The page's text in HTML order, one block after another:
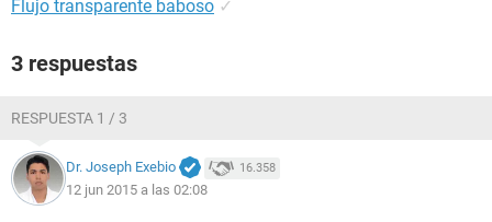
Flujo transparente baboso ✓
3 respuestas
RESPUESTA 1 / 3
Dr. Joseph Exebio 16.358
12 jun 2015 a las 02:08